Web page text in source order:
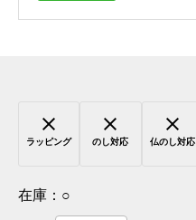
ラッピング のし対応 仏のし対応
在庫： ○